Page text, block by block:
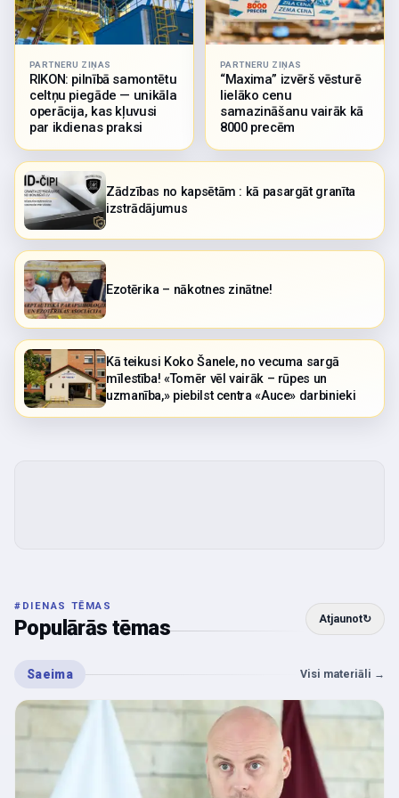
PARTNERU ZIŅAS
RIKON: pilnībā samontētu
celtņu piegāde — unikāla
operācija, kas kļuvusi
par ikdienas praksi
PARTNERU ZIŅAS
“Maxima” izvērš vēsturē
lielāko cenu
samazināšanu vairāk kā
8000 precēm
Zādzības no kapsētām : kā pasargāt granīta
izstrādājumus
Ezotērika – nākotnes zinātne!
Kā teikusi Koko Šanele, no vecuma sargā
mīlestība! «Tomēr vēl vairāk – rūpes un
uzmanība,» piebilst centra «Auce» darbinieki
# DIENAS TĒMAS
Populārās tēmas Atjaunot↻
Saeima Visi materiāli →